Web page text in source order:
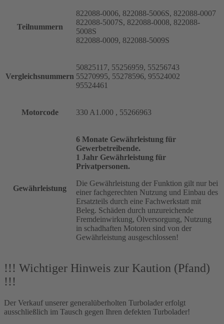
Teilnummern
822088-0006, 822088-5006S, 822088-0007
822088-5007S, 822088-0008, 822088-
5008S
822088-0009, 822088-5009S
Vergleichsnummern
50825117, 55256959, 55256743
55270995, 55278596, 95524002
95524461
Motorcode 330 A1.000 , 55266963
Gewährleistung
6 Monate Gewährleistung für
Gewerbetreibende.
1 Jahr Gewährleistung für
Privatpersonen.
Die Gewährleistung der Funktion gilt nur bei
einer fachgerechten Nutzung und Einbau des
Ersatzteils durch eine Fachwerkstatt mit
Beleg. Schäden durch unzureichende
Fremdeinwirkung, Ölversorgung, Nutzung
in schadhaften Motoren sind von der
Gewährleistung ausgeschlossen!
!!! Wichtiger Hinweis zur Kaution (Pfand)
!!!
Der Verkauf unserer generalüberholten Turbolader erfolgt
ausschließlich im Tausch gegen Ihren defekten Turbolader!